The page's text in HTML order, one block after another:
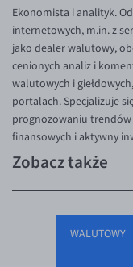
Ekonomista i analityk.
internetowych, m.in. z
jako dealer walutowy,
cenionych analiz i
walutowych i
portalach. Specjalizuje
prognozowaniu
finansowych i aktywny
Zobacz także
WALUTOWY